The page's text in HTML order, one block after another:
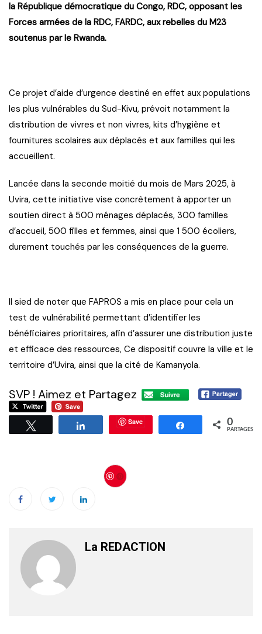
la République démocratique du Congo, RDC, opposant les
Forces armées de la RDC, FARDC, aux rebelles du M23
soutenus par le Rwanda.
Ce projet d’aide d’urgence destiné en effet aux populations
les plus vulnérables du Sud-Kivu, prévoit notamment la
distribution de vivres et non vivres, kits d’hygiène et
fournitures scolaires aux déplacés et aux familles qui les
accueillent.
Lancée dans la seconde moitié du mois de Mars 2025, à
Uvira, cette initiative vise concrètement à apporter un
soutien direct à 500 ménages déplacés, 300 familles
d’accueil, 500 filles et femmes, ainsi que 1 500 écoliers,
durement touchés par les conséquences de la guerre.
Il sied de noter que FAPROS a mis en place pour cela un
test de vulnérabilité permettant d’identifier les
bénéficiaires prioritaires, afin d’assurer une distribution juste
et efficace des ressources, Ce dispositif couvre la ville et le
territoire d’Uvira, ainsi que la cité de Kamanyola.
SVP ! Aimez et Partagez
Partagez Save Partagez 0
PARTAGES
La REDACTION